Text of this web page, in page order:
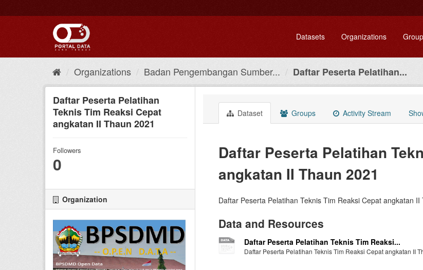
to
Datasets Organizations
Organizations Badan Pengembangan Sumber... Daftar Peserta Pelatihan...
Daftar Peserta Pelatihan
Teknis Tim Reaksi Cepat
angkatan II Thaun 2021
Followers
0
Organization
Dataset Groups Activity Stream
Daftar Peserta Pelatihan
angkatan II Thaun 2021
Daftar Peserta Pelatihan Teknis Tim Reaksi Cepat angkatan II
Data and Resources
Daftar Peserta Pelatihan Teknis Tim Reaksi...
Daftar Peserta Pelatihan Teknis Tim Reaksi Cepat angkatan II